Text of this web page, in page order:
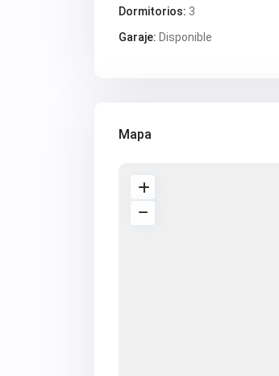
Dormitorios: 3
Garaje: Disponible
Mapa